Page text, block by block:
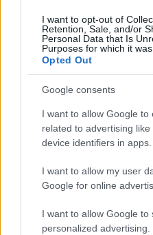
I want to opt-out of
Retention, Sale, and/or
Personal Data that Is
Purposes for which it was
Opted Out
Google consents
I want to allow Google to
related to advertising
device identifiers in apps.
I want to allow my user
Google for online
I want to allow Google to
personalized advertising.
CRIPTOMONEDAS